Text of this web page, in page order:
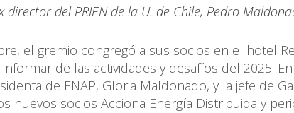
director del PRIEN de la U. de Chile, Pedro
el gremio congregó a sus socios en el hotel
de las actividades y desafíos del 2025.
de ENAP, Gloria Maldonado, y la jefe de
nuevos socios Acciona Energía Distribuida y